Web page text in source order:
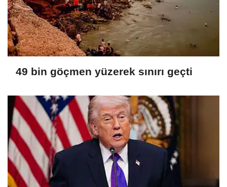
49 bin göçmen yüzerek sınırı geçti